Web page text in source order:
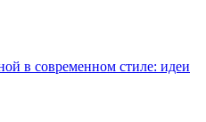
в современном стиле: идеи